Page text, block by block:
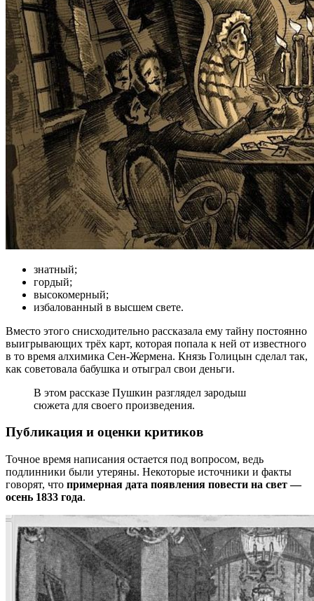
знатный;
гордый;
высокомерный;
избалованный в высшем свете.
Вместо этого снисходительно рассказала ему тайну постоянно
выигрывающих трёх карт, которая попала к ней от известного
в то время алхимика Сен-Жермена. Князь Голицын сделал так,
как советовала бабушка и отыграл свои деньги.
В этом рассказе Пушкин разглядел зародыш
сюжета для своего произведения.
Публикация и оценки критиков
Точное время написания остается под вопросом, ведь
подлинники были утеряны. Некоторые источники и факты
говорят, что примерная дата появления повести на свет —
осень 1833 года.